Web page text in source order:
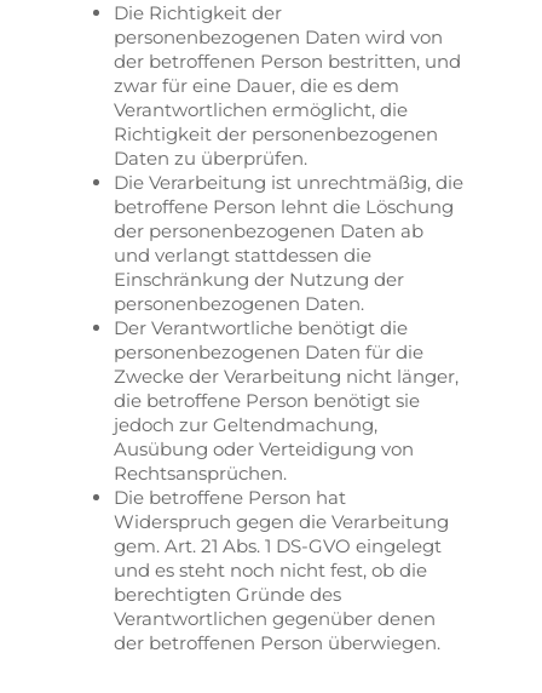
Die Richtigkeit der
personenbezogenen Daten wird von
der betroffenen Person bestritten, und
zwar für eine Dauer, die es dem
Verantwortlichen ermöglicht, die
Richtigkeit der personenbezogenen
Daten zu überprüfen.
Die Verarbeitung ist unrechtmäßig, die
betroffene Person lehnt die Löschung
der personenbezogenen Daten ab
und verlangt stattdessen die
Einschränkung der Nutzung der
personenbezogenen Daten.
Der Verantwortliche benötigt die
personenbezogenen Daten für die
Zwecke der Verarbeitung nicht länger,
die betroffene Person benötigt sie
jedoch zur Geltendmachung,
Ausübung oder Verteidigung von
Rechtsansprüchen.
Die betroffene Person hat
Widerspruch gegen die Verarbeitung
gem. Art. 21 Abs. 1 DS-GVO eingelegt
und es steht noch nicht fest, ob die
berechtigten Gründe des
Verantwortlichen gegenüber denen
der betroffenen Person überwiegen.